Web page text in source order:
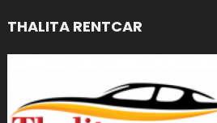
THALITA RENTCAR